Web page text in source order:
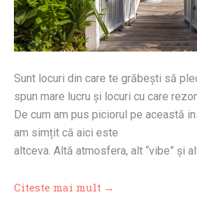
Sunt locuri din care te grăbești să
spun mare lucru și locuri cu care
De cum am pus piciorul pe această
am simțit că aici este
altceva. Altă atmosfera, alt “vibe” și
Citeste mai mult →